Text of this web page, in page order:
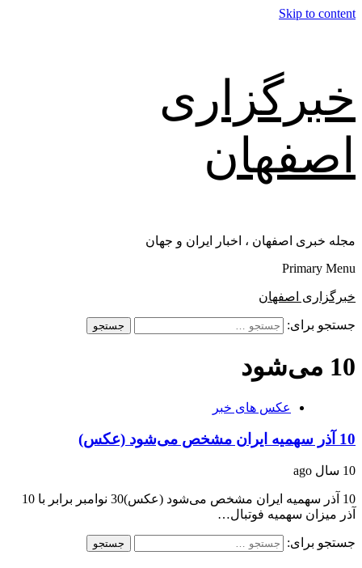
Skip to content
خبرگزاری
اصفهان
مجله خبری اصفهان ، اخبار ایران و جهان
Primary Menu
خبرگزاری اصفهان
جستجو برای:
10 می‌شود
عکس های خبر
10 آذر سهمیه ایران مشخص می‌شود (عکس)
10 سال ago
10 آذر سهمیه ایران مشخص می‌شود (عکس)30 نوامبر برابر با 10
آذر میزان سهمیه فوتبال…
جستجو برای: